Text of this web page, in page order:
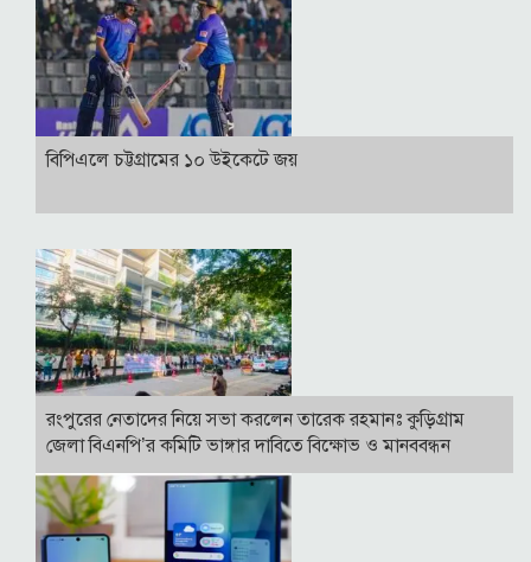
বিপিএলে চট্টগ্রামের ১০ উইকেটে জয়
রংপুরের নেতাদের নিয়ে সভা করলেন তারেক রহমানঃ কুড়িগ্রাম
জেলা বিএনপি’র কমিটি ভাঙ্গার দাবিতে বিক্ষোভ ও মানববন্ধন